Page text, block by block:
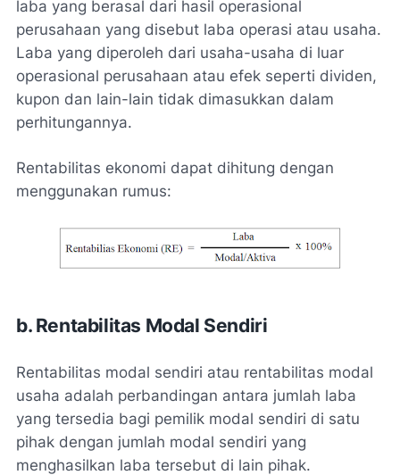
laba yang berasal dari hasil operasional
perusahaan yang disebut laba operasi atau usaha.
Laba yang diperoleh dari usaha-usaha di luar
operasional perusahaan atau efek seperti dividen,
kupon dan lain-lain tidak dimasukkan dalam
perhitungannya.
Rentabilitas ekonomi dapat dihitung dengan
menggunakan rumus:
b. Rentabilitas Modal Sendiri
Rentabilitas modal sendiri atau rentabilitas modal
usaha adalah perbandingan antara jumlah laba
yang tersedia bagi pemilik modal sendiri di satu
pihak dengan jumlah modal sendiri yang
menghasilkan laba tersebut di lain pihak.